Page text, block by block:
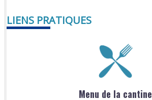
LIENS PRATIQUES
Menu de la cantine